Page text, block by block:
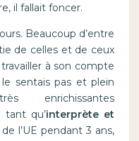
il fallait foncer.
Beaucoup d’entre
de celles et de ceux
à son compte
sentais pas et plein
enrichissantes
tant qu’interprète et
l’UE pendant 3 ans,